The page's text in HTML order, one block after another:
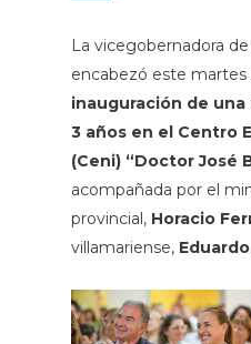
La vicegobernadora
encabezó este martes
inauguración de una
3 años en el Centro
(Ceni) “Doctor José
acompañada por el
provincial, Horacio
villamariense,